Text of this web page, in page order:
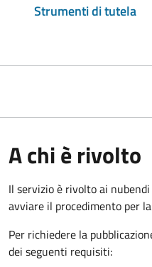
Strumenti di tutela
A chi è rivolto
Il servizio è rivolto ai
avviare il procedimento per
Per richiedere la
dei seguenti requisiti: